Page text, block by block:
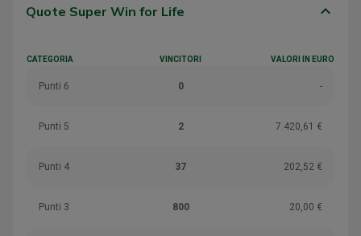
Quote Super Win for Life keyboard_arrow_down
CATEGORIA VINCITORI VALORI IN EURO
Punti 6 0 -
Punti 5 2 7.420,61 €
Punti 4 37 202,52 €
Punti 3 800 20,00 €